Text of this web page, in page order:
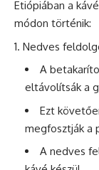
Etiópiában a
módon történik:
Nedves
A
eltávolítsák a
Ezt
megfosztják a
A nedves